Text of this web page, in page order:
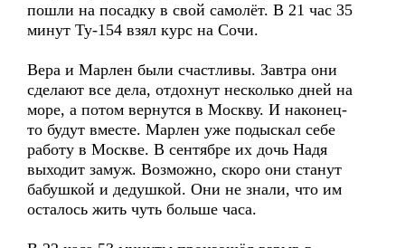
пошли на посадку в свой самолёт. В 21 час 35
минут Ту-154 взял курс на Сочи.
Вера и Марлен были счастливы. Завтра они
сделают все дела, отдохнут несколько дней на
море, а потом вернутся в Москву. И наконец-
то будут вместе. Марлен уже подыскал себе
работу в Москве. В сентябре их дочь Надя
выходит замуж. Возможно, скоро они станут
бабушкой и дедушкой. Они не знали, что им
осталось жить чуть больше часа.